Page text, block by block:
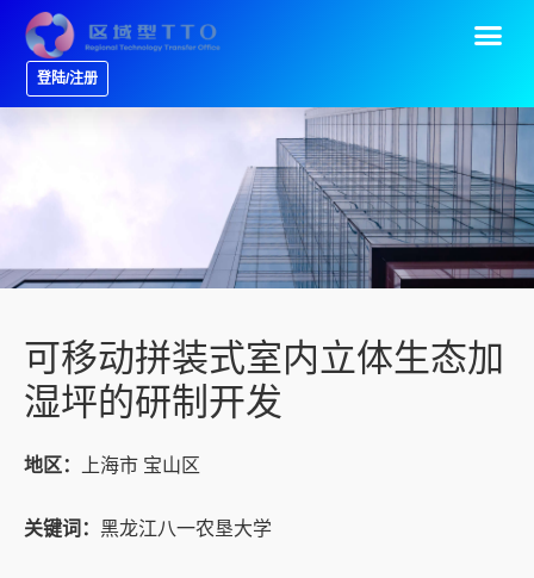
登陆/注册
可移动拼装式室内立体生态加
湿坪的研制开发
地区： 上海市 宝山区
关键词： 黑龙江八一农垦大学